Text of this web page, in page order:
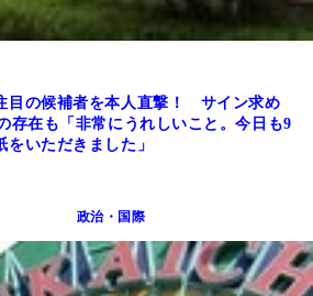
目の候補者を本人直撃！ サイン求め
存在も「非常にうれしいこと。今日も9
いただきました」
政治・国際